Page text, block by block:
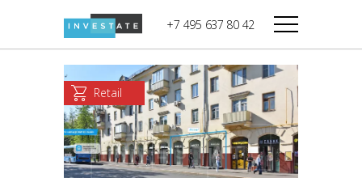
+7 495 637 80 42
Дикси
Верный
Мираторг
Магнолия
В башне
Башня Федерация-II
Запад
Башня Федерация-I
Восток
Город Столиц,
Северный блок
Retail